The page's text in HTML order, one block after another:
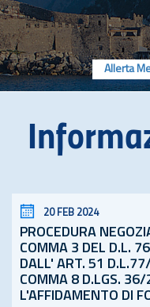
Allerta
20 FEB 2024
PROCEDURA
COMMA 3 DEL D.L.
DALL' ART. 51 D.L.
COMMA 8 D.LGS. 36/
L'AFFIDAMENTO DI